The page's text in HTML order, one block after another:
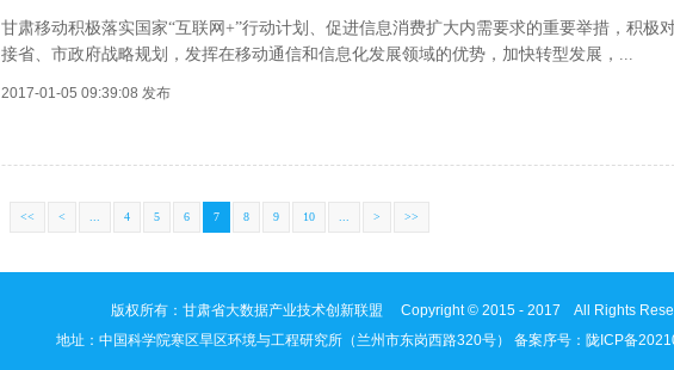
甘肃移动积极落实国家“互联网+”行动计划、促进信息消费扩大内需要求的重要举措，积极
接省、市政府战略规划，发挥在移动通信和信息化发展领域的优势，加快转型发展，...
2017-01-05 09:39:08 发布
<< < 4 5 6 7 8 9 10 > >>
版权所有：甘肃省大数据产业技术创新联盟 Copyright © 2015 - 2017 All Rights
地址：中国科学院寒区旱区环境与工程研究所（兰州市东岗西路320号） 备案序号： 陇ICP备